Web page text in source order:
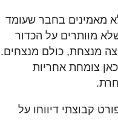
מאמינים בחבר שעומד
מוותרים על הכדור
מנצחת, כולם מנצחים.
צומחת אחריות
קבוצתי דיווחו על